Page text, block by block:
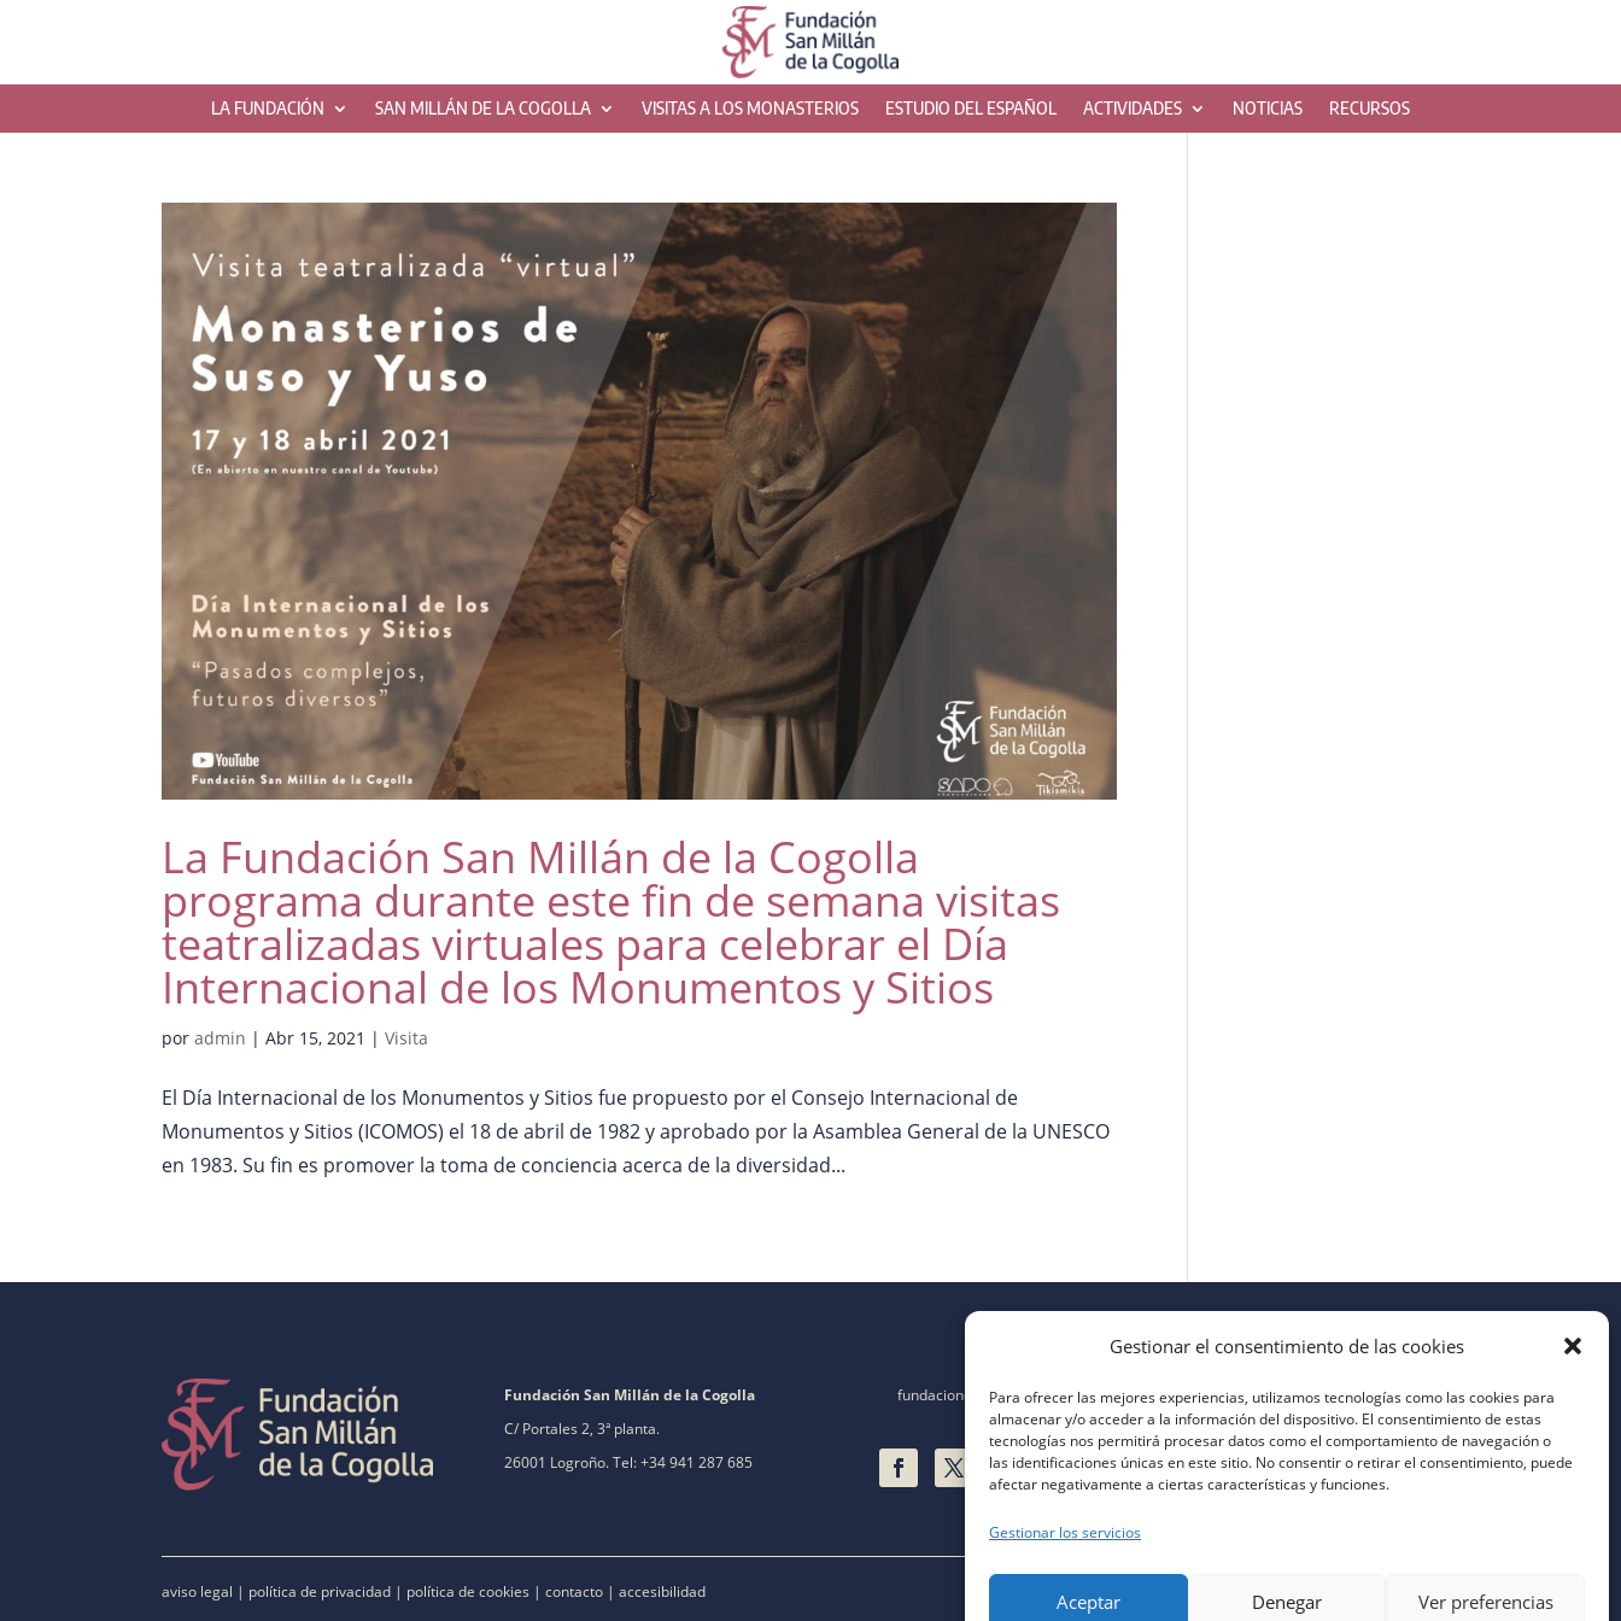
Gestionar el consentimiento de las cookies
Para ofrecer las mejores experiencias, utilizamos tecnologías como las cookies para
almacenar y/o acceder a la información del dispositivo. El consentimiento de estas
tecnologías nos permitirá procesar datos como el comportamiento de navegación o
las identificaciones únicas en este sitio. No consentir o retirar el consentimiento, puede
afectar negativamente a ciertas características y funciones.
Gestionar los servicios
Aceptar Denegar Ver preferencias
LA FUNDACIÓN SAN MILLÁN DE LA COGOLLA VISITAS A LOS MONASTERIOS ESTUDIO DEL ESPAÑOL ACTIVIDADES NOTICIAS RECURSOS
La Fundación San Millán de la Cogolla
programa durante este fin de semana visitas
teatralizadas virtuales para celebrar el Día
Internacional de los Monumentos y Sitios
poradmin |Abr 15, 2021 |Visita
El Día Internacional de los Monumentos y Sitios fue propuesto por el Consejo Internacional de
Monumentos y Sitios (ICOMOS) el 18 de abril de 1982 y aprobado por la Asamblea General de la UNESCO
en 1983. Su fin es promover la toma de conciencia acerca de la diversidad...
Fundación San Millán de la Cogolla
C/ Portales 2, 3ª planta.
26001 Logroño. Tel: +34 941 287 685
fundacion@fsanmillan.es
aviso legal | política de privacidad | política de cookies |contacto |accesibilidad